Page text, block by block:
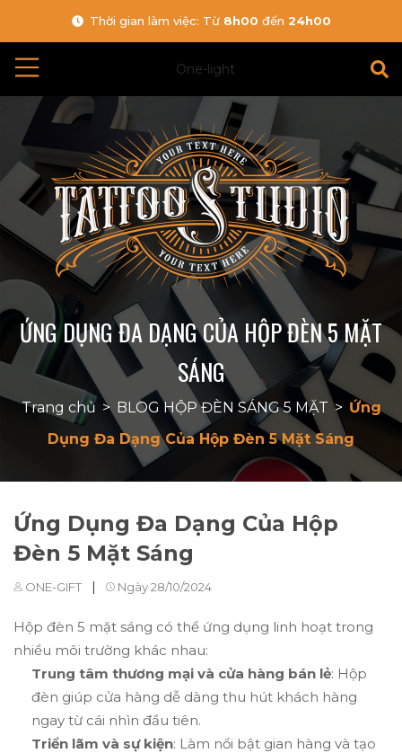
Thời gian làm việc: Từ 8h00 đến 24h00
One-light
ỨNG DỤNG ĐA DẠNG CỦA HỘP ĐÈN 5 MẶT
SÁNG
Trang chủ > BLOG HỘP ĐÈN SÁNG 5 MẶT > Ứng
Dụng Đa Dạng Của Hộp Đèn 5 Mặt Sáng
Ứng Dụng Đa Dạng Của Hộp
Đèn 5 Mặt Sáng
ONE-GIFT | Ngày 28/10/2024
Hộp đèn 5 mặt sáng có thể ứng dụng linh hoạt trong
nhiều môi trường khác nhau:
Trung tâm thương mại và cửa hàng bán lẻ: Hộp
đèn giúp cửa hàng dễ dàng thu hút khách hàng
ngay từ cái nhìn đầu tiên.
Triển lãm và sự kiện: Làm nổi bật gian hàng và tạo